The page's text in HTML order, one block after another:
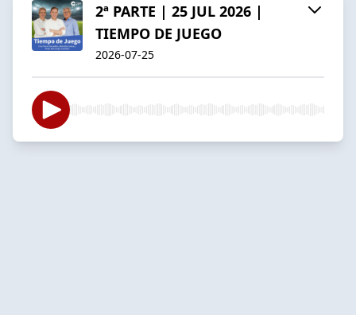
2ª PARTE | 25 JUL 2026 |
TIEMPO DE JUEGO
2026-07-25